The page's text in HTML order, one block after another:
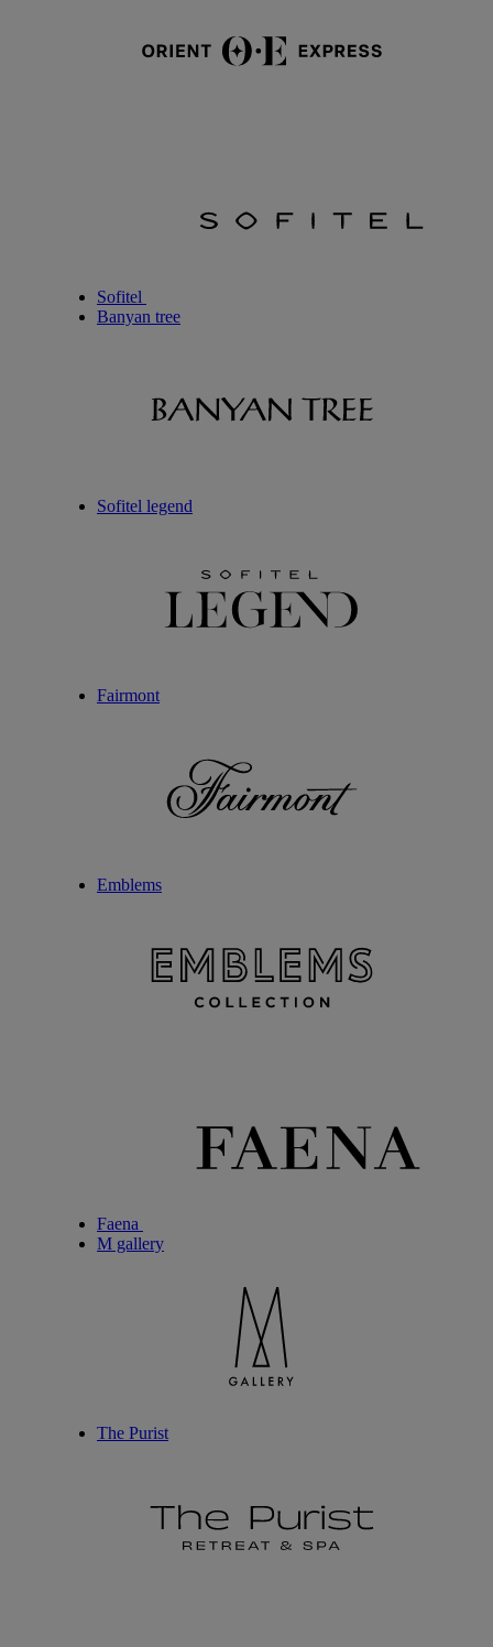
Sofitel
Banyan tree
Sofitel legend
Fairmont
Emblems
Faena
M gallery
The Purist